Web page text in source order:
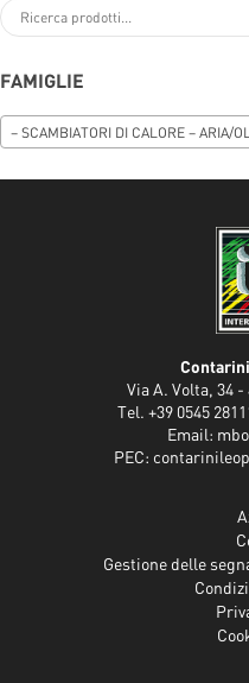
FAMIGLIE
– SCAMBIATORI DI CALORE – ARIA/
Via A. Volta, 34 -
Tel. +39 0545
Email:
PEC:
Gestione delle